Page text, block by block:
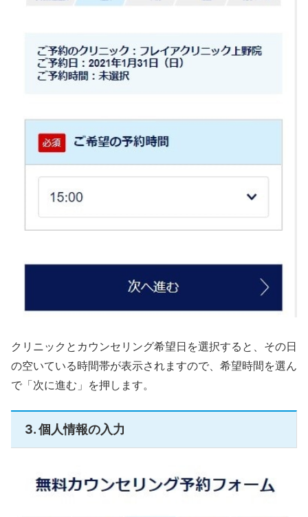
クリニックとカウンセリング希望日を選択すると、その日
の空いている時間帯が表示されますので、希望時間を選ん
で「次に進む」を押します。
3. 個人情報の入力